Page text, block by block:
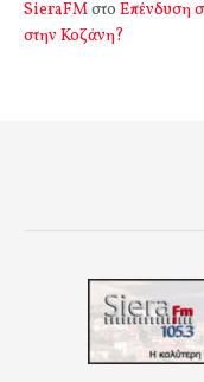
SieraFMστο Επένδυση
στην Κοζάνη?